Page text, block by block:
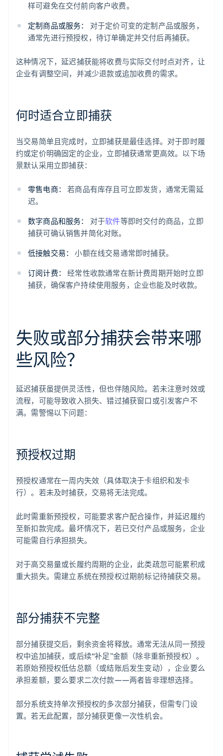
样可避免在交付前向客户收费。
定制商品或服务：
对于定价可变的定制产品或服务，
通常先进行预授权，待订单确定并交付后再捕获。
这种情况下，延迟捕获能将收费与实际交付时点对齐，让
企业有调整空间，并减少退款或追加收费的需求。
何时适合立即捕获
当交易简单且完成时，立即捕获是最佳选择。对于即时履
约或定价明确固定的企业，立即捕获通常更高效。以下场
景默认采用立即捕获：
零售电商：
若商品有库存且可立即发货，通常无需延
迟。
数字商品和服务：
对于软件等即时交付的商品，立即
捕获可确认销售并简化对账。
低接触交易：
小额在线交易通常即时捕获。
订阅计费：
经常性收款通常在新计费周期开始时立即
捕获，确保客户持续使用服务，企业也能及时收款。
失败或部分捕获会带来哪
些风险？
延迟捕获虽提供灵活性，但也伴随风险。若未注意时效或
流程，可能导致收入损失、错过捕获窗口或引发客户不
满。需警惕以下问题：
预授权过期
预授权通常在一周内失效（具体取决于卡组织和发卡
行）。若未及时捕获，交易将无法完成。
此时需重新预授权，可能要求客户配合操作，并延迟履约
至新扣款完成。最坏情况下，若已交付产品或服务，企业
可能需自行承担损失。
对于高交易量或长履约周期的企业，此类疏忽可能累积成
重大损失。需建立系统在预授权过期前标记待捕获交易。
部分捕获不完整
部分捕获提交后，剩余资金将释放。通常无法从同一预授
权中追加捕获，或后续“补足”金额（除非重新预授权）。
若原始预授权低估总额（或结账后发生变动），企业要么
承担差额，要么要求二次付款——两者皆非理想选择。
部分系统支持单次预授权的多次部分捕获，但需专门设
置。若无此配置，部分捕获更像一次性机会。